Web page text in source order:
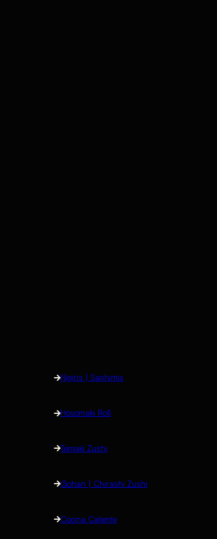
Nigiris | Sashimis
Hosomaki Roll
Temaki Zushi
Gohan | Chirashi Zushi
Cocina Caliente